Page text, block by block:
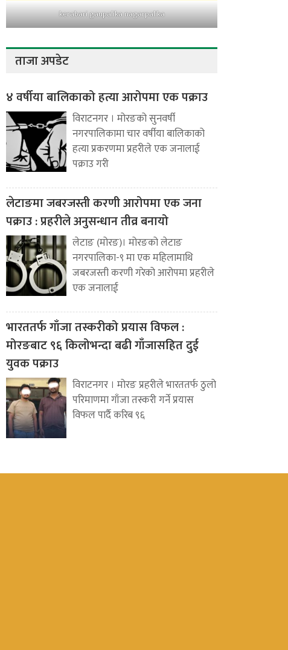
kerabari gaupalika nagarpalika
ताजा अपडेट
४ वर्षीया बालिकाको हत्या आरोपमा एक पक्राउ
विराटनगर । मोरङको सुनवर्षी
नगरपालिकामा चार वर्षीया बालिकाको
हत्या प्रकरणमा प्रहरीले एक जनालाई
पक्राउ गरी
लेटाङमा जबरजस्ती करणी आरोपमा एक जना
पक्राउ : प्रहरीले अनुसन्धान तीव्र बनायो
लेटाङ (मोरङ)। मोरङको लेटाङ
नगरपालिका-९ मा एक महिलामाथि
जबरजस्ती करणी गरेको आरोपमा प्रहरीले
एक जनालाई
भारततर्फ गाँजा तस्करीको प्रयास विफल :
मोरङबाट ९६ किलोभन्दा बढी गाँजासहित दुई
युवक पक्राउ
विराटनगर । मोरङ प्रहरीले भारततर्फ ठुलो
परिमाणमा गाँजा तस्करी गर्ने प्रयास
विफल पार्दै करिब ९६